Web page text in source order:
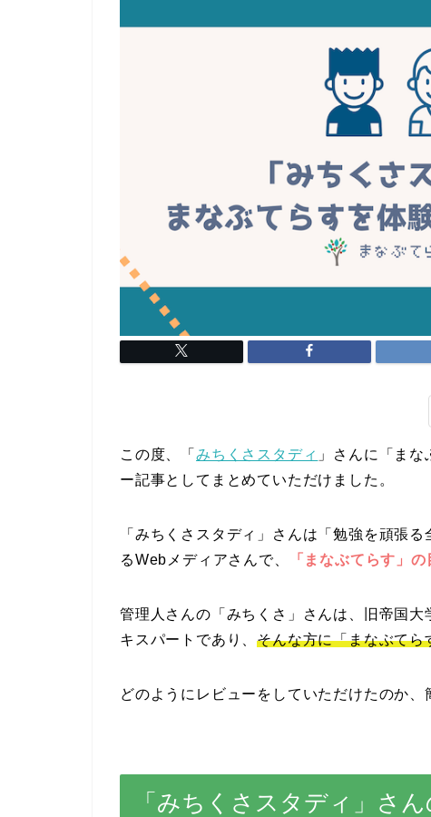
この度、「 みちくさスタディ 」さんに「ま
ー記事としてまとめていただけました。
「みちくさスタディ」さんは「勉強を頑張
るWebメディアさんで、
「まなぶてらす」
管理人さんの「みちくさ」さんは、旧帝国
キスパートであり、そんな方に「まなぶてら
どのようにレビューをしていただけたのか、
「みちくさスタディ」さ